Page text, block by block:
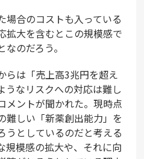
合のコストも入っている
拡大を含むとこの規模感で
のだろう。
らは「売上高3兆円を超え
うなリスクへの対応は難し
メントが聞かれた。現時点
難しい「新薬創出能力」を
うとしているのだと考える
規模感の拡大や、それに向